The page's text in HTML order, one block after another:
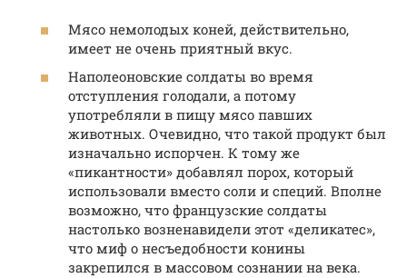
Мясо немолодых коней, действительно,
имеет не очень приятный вкус.
Наполеоновские солдаты во время
отступления голодали, а потому
употребляли в пищу мясо павших
животных. Очевидно, что такой продукт был
изначально испорчен. К тому же
«пикантности» добавлял порох, который
использовали вместо соли и специй. Вполне
возможно, что французские солдаты
настолько возненавидели этот «деликатес»,
что миф о несъедобности конины
закрепился в массовом сознании на века.